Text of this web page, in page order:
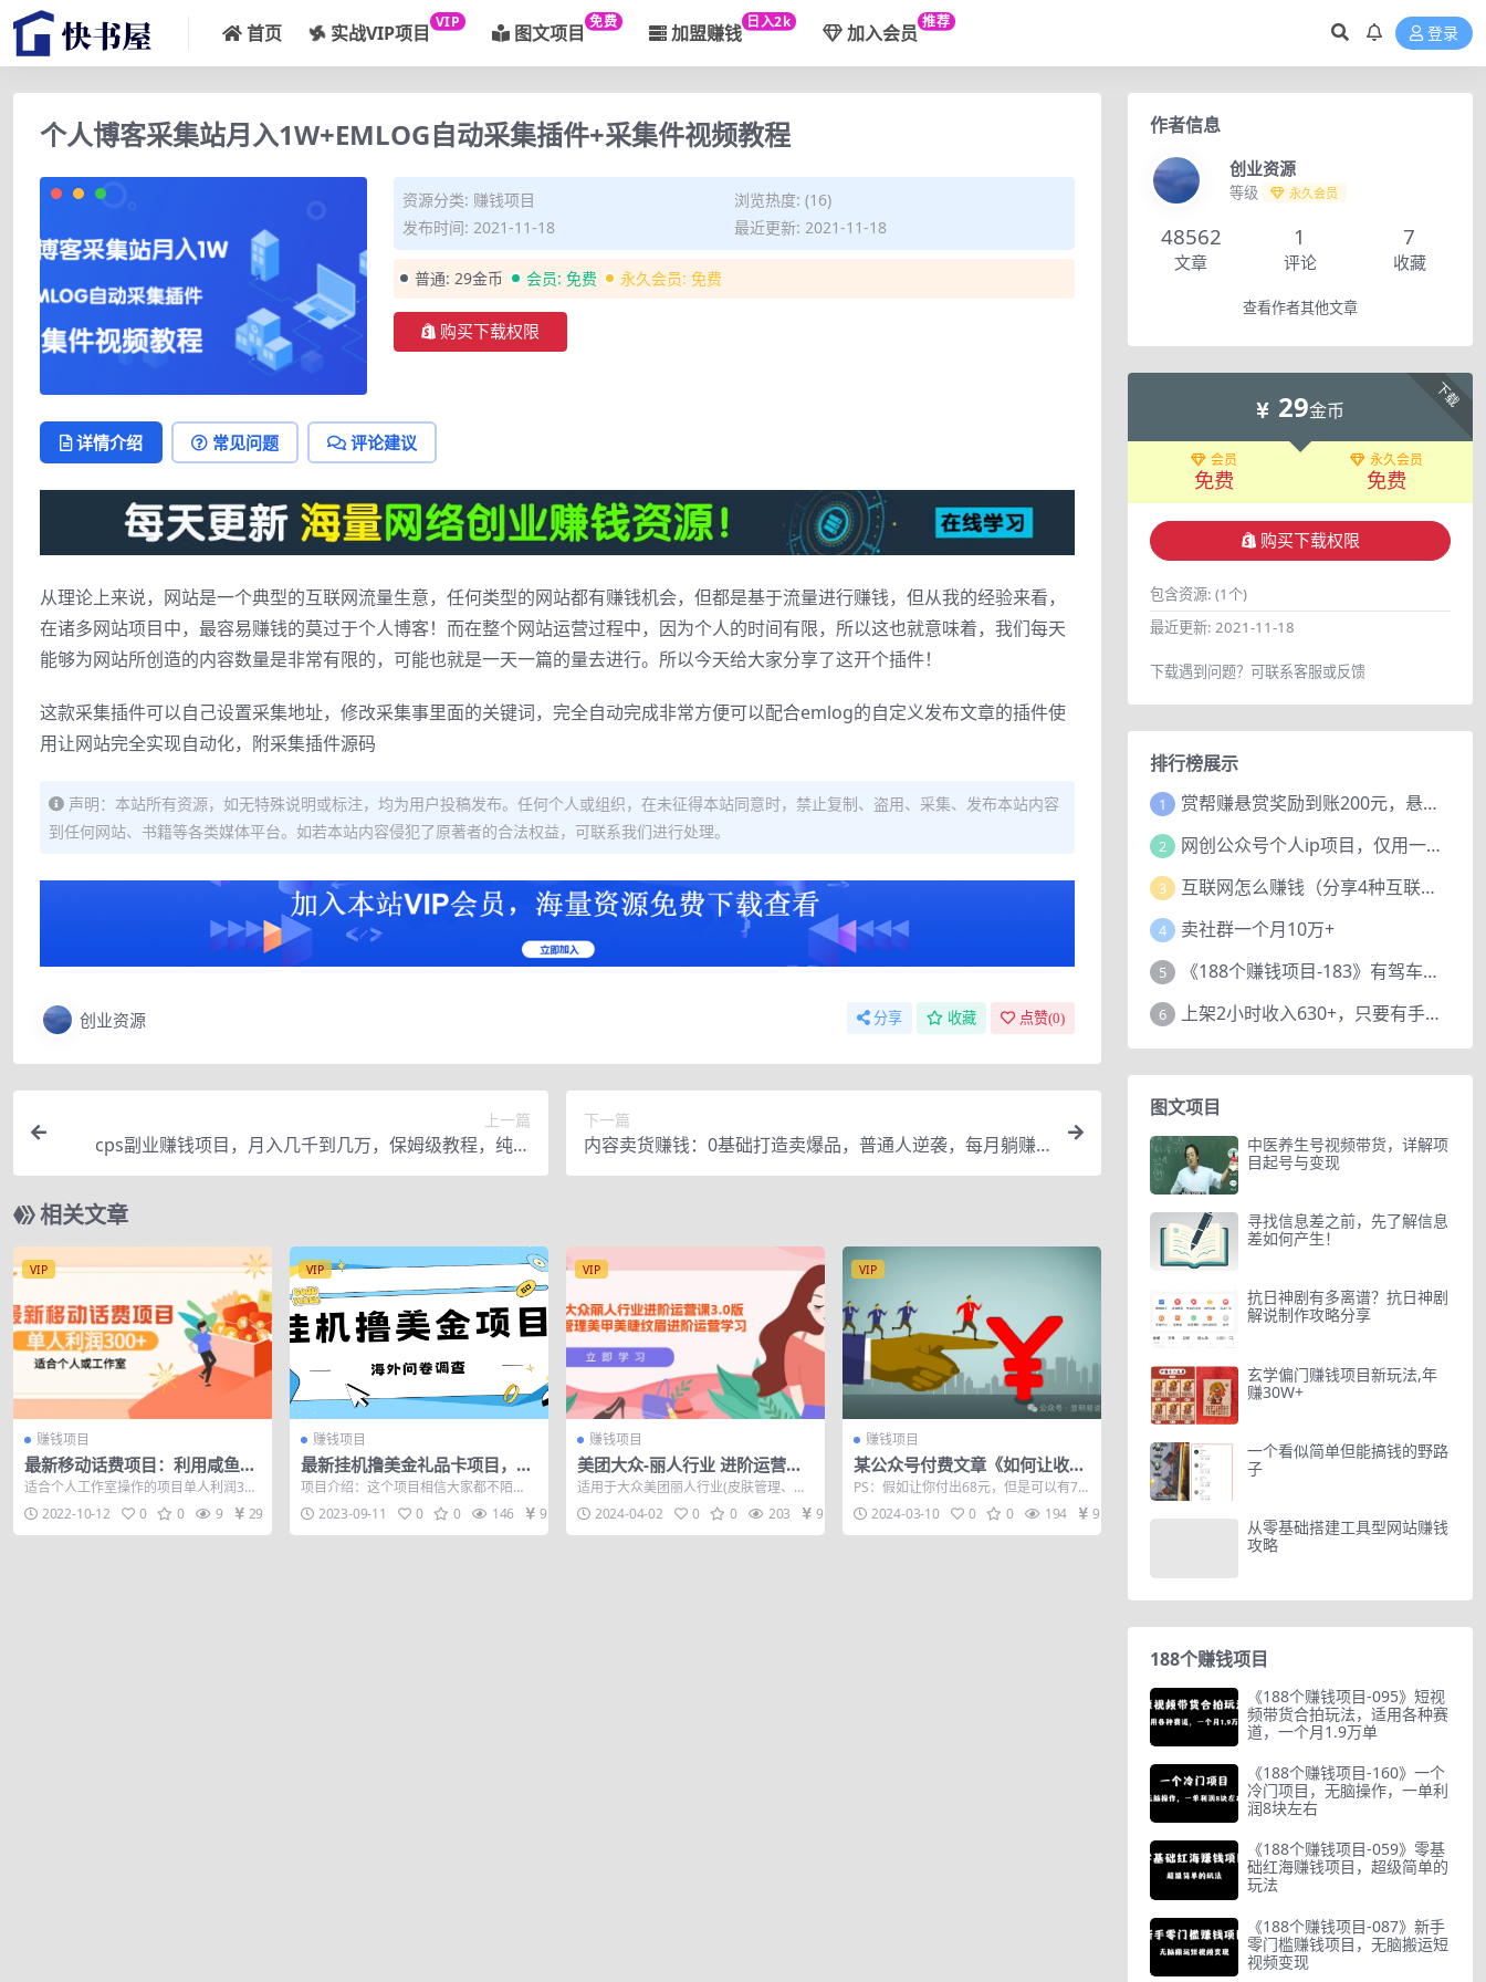
首页 实战VIP项目 VIP 图文项目 免费 加盟赚钱 日入2k 加入会员 推荐
登录
个人博客采集站月入1W+EMLOG自动采集插件+采集件视频教程
资源分类: 赚钱项目
浏览热度: (16)
发布时间: 2021-11-18
最近更新: 2021-11-18
普通: 29金币 会员: 免费 永久会员: 免费
购买下载权限
详情介绍 常见问题 评论建议
从理论上来说，网站是一个典型的互联网流量生意，任何类型的网站都有赚钱机会，但都是基于流量进行赚钱，但从我的经验来看，
在诸多网站项目中，最容易赚钱的莫过于个人博客！而在整个网站运营过程中，因为个人的时间有限，所以这也就意味着，我们每天
能够为网站所创造的内容数量是非常有限的，可能也就是一天一篇的量去进行。所以今天给大家分享了这开个插件！
这款采集插件可以自己设置采集地址，修改采集事里面的关键词，完全自动完成非常方便可以配合emlog的自定义发布文章的插件使
用让网站完全实现自动化，附采集插件源码
声明：本站所有资源，如无特殊说明或标注，均为用户投稿发布。任何个人或组织，在未征得本站同意时，禁止复制、盗用、采集、发布本站内容
到任何网站、书籍等各类媒体平台。如若本站内容侵犯了原著者的合法权益，可联系我们进行处理。
创业资源 分享 收藏 点赞(0)
上一篇
cps副业赚钱项目，月入几千到几万，保姆级教程，纯搬
运，人人可做！
下一篇
内容卖货赚钱：0基础打造卖爆品，普通人逆袭，每月躺赚1
0w+
相关文章
VIP
赚钱项目
最新移动话费项目：利用咸鱼接
单，单人利润300+适合个人或
工作室
适合个人工作室操作的项目单人利润300
+ 这个项目最核心裂变十分野蛮，我们这
边的...2022-10-12 0 0 9 29
VIP
赚钱项目
最新挂机撸美金礼品卡项目，可
批量操作，单机器200+【入坑
思路+详细教程】
项目介绍：这个项目相信大家都不陌
生，是一个老项目了，通过注册海外任
务平台，完成平...
2023-09-11 0 0 146 9.9
VIP
赚钱项目
美团大众-丽人行业 进阶运营课
3.0版，皮肤管理美甲美睫纹眉
进阶运营学习
适用于大众美团丽人行业(皮肤管理、美
甲美睫、纹眉)进阶运营学习，包含通识
课和进阶...
2024-04-02 0 0 203 9.9
VIP
赚钱项目
某公众号付费文章《如何让收入
提升百十倍？》
PS：假如让你付出68元，但是可以有7
8%的概率提高你每3年半财富增长1~10
倍...2024-03-10 0 0 194 9.9
作者信息
创业资源
等级 永久会员
48562
文章
1
评论
7
收藏
查看作者其他文章
下载
29金币
会员
免费
永久会员
免费
购买下载权限
包含资源: (1个)
最近更新: 2021-11-18
下载遇到问题？可联系客服或反馈
排行榜展示
1 赏帮赚悬赏奖励到账200元，悬赏任务多劳多得，人人可做。
2 网创公众号个人ip项目，仅用一篇文章做到全网引流！
3 互联网怎么赚钱（分享4种互联网赚钱模式）
4 卖社群一个月10万+
5 《188个赚钱项目-183》有驾车评项目，动动小手，复制粘贴赚44元！
6 上架2小时收入630+，只要有手就能做的AI搞钱项目，奶奶看完都能学会!
图文项目
中医养生号视频带货，详解项
目起号与变现
寻找信息差之前，先了解信息
差如何产生！
抗日神剧有多离谱？抗日神剧
解说制作攻略分享
玄学偏门赚钱项目新玩法,年
赚30W+
一个看似简单但能搞钱的野路
子
从零基础搭建工具型网站赚钱
攻略
188个赚钱项目
《188个赚钱项目-095》短视
频带货合拍玩法，适用各种赛
道，一个月1.9万单
《188个赚钱项目-160》一个
冷门项目，无脑操作，一单利
润8块左右
《188个赚钱项目-059》零基
础红海赚钱项目，超级简单的
玩法
《188个赚钱项目-087》新手
零门槛赚钱项目，无脑搬运短
视频变现